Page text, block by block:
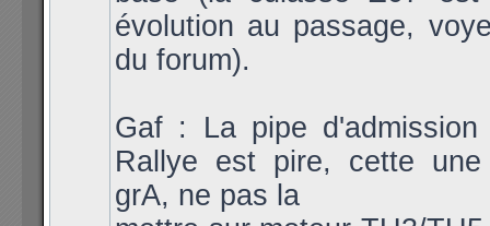
évolution au passage,
du forum).
Gaf : La pipe
Rallye est pire, cette
grA, ne pas la